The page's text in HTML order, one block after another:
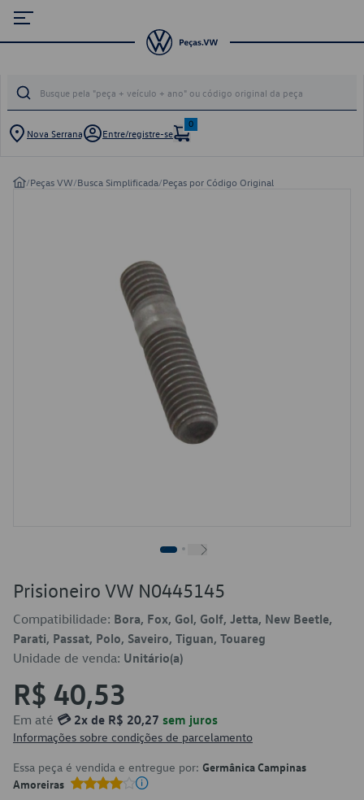
Nova Serrana Entre/registre-se
0
/Peças VW/Busca Simplificada/Peças por Código Original
Prisioneiro VW N0445145
Compatibilidade: Bora, Fox, Gol, Golf, Jetta, New Beetle,
Parati, Passat, Polo, Saveiro, Tiguan, Touareg
Unidade de venda: Unitário(a)
R$ 40,53
Em até 💳 2x de R$ 20,27 sem juros
Informações sobre condições de parcelamento
Essa peça é vendida e entregue por: Germânica Campinas
Amoreiras